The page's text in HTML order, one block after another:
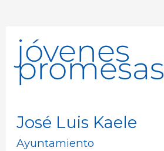
jóvenes
promesas
José Luis Kaele
Ayuntamiento
José
Luis